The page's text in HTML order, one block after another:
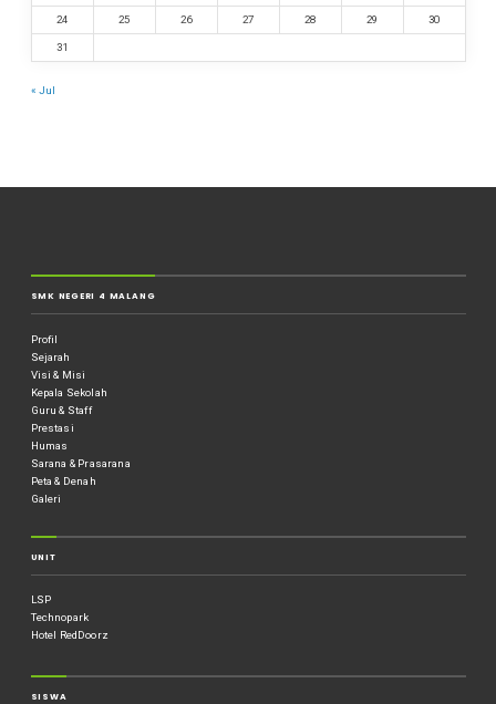
24 25 26 27 28 29 30
31
« Jul
SMK NEGERI 4 MALANG
Profil
Sejarah
Visi & Misi
Kepala Sekolah
Guru & Staff
Prestasi
Humas
Sarana & Prasarana
Peta & Denah
Galeri
UNIT
LSP
Technopark
Hotel RedDoorz
SISWA